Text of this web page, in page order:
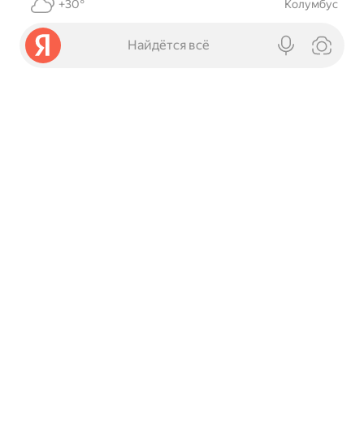
+30° Колумбус
Найдётся всё